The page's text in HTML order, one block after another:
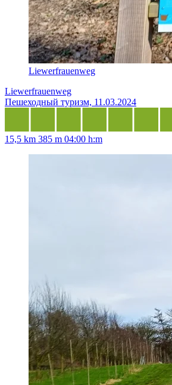
Liewerfrauenweg
Liewerfrauenweg
Пешеходный туризм, 11.03.2024
15,5 km 385 m 04:00 h:m